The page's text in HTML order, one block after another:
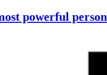
powerful person